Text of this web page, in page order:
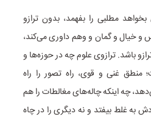
مطلبی را بفهمد، بدون ترازو
خیال و گمان و وهم داوری می‌کند،
باشد. ترازوی علوم چه در حوزه‌ها و
منطق غنی و قوی، راه تصور را راه
چه اینکه چاله‌های مغالطات را هم
به غلط بیفتد و نه دیگری را در چاه